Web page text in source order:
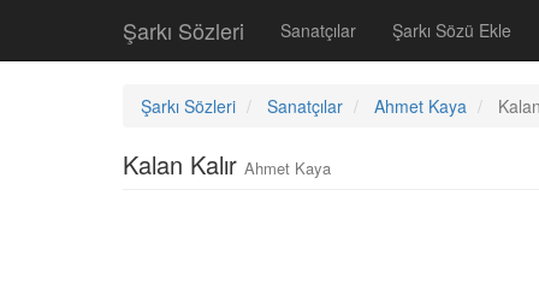
Şarkı Sözleri Sanatçılar Şarkı Sözü Ekle
Şarkı Sözleri Sanatçılar Ahmet Kaya
Kalan Kalır Ahmet Kaya